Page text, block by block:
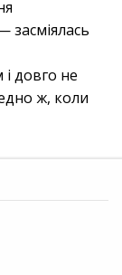
довго не
ж, коли